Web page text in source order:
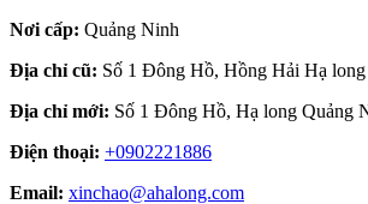
Nơi cấp: Quảng Ninh
Địa chỉ cũ: Số 1 Đông Hồ, Hồng Hải Hạ
Địa chỉ mới: Số 1 Đông Hồ, Hạ long Quảng
Điện thoại: +0902221886
Email: xinchao@ahalong.com